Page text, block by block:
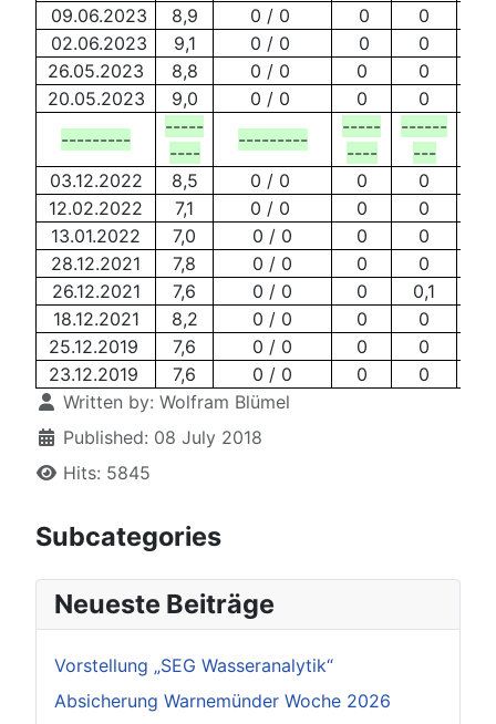
09.06.2023
8,9 0 / 0 0 0
02.06.2023
9,1 0 / 0 0 0
26.05.2023
8,8 0 / 0 0 0
20.05.2023
9,0 0 / 0 0 0
---------
-----
----
---------
-----
----
------
---
03.12.2022
8,5 0 / 0 0 0
12.02.2022
7,1 0 / 0 0 0
13.01.2022
7,0 0 / 0 0 0
28.12.2021
7,8 0 / 0 0 0
26.12.2021
7,6 0 / 0 0 0,1
18.12.2021
8,2 0 / 0 0 0
25.12.2019
7,6 0 / 0 0 0
23.12.2019
7,6 0 / 0 0 0
Details
Written by: Wolfram Blümel
Published: 08 July 2018
Hits: 5845
Subcategories
Neueste Beiträge
Vorstellung „SEG Wasseranalytik“
Absicherung Warnemünder Woche 2026